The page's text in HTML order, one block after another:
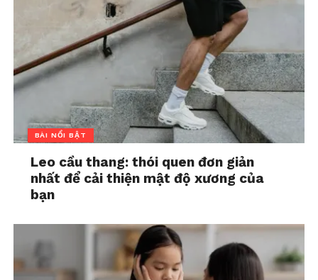
BÀI NỔI BẬT
Leo cầu thang: thói quen đơn giản
nhất để cải thiện mật độ xương của
bạn